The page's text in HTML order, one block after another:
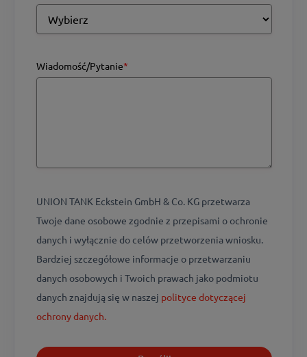
Wiadomość/Pytanie*
UNION TANK Eckstein GmbH & Co. KG przetwarza
Twoje dane osobowe zgodnie z przepisami o ochronie
danych i wyłącznie do celów przetworzenia wniosku.
Bardziej szczegółowe informacje o przetwarzaniu
danych osobowych i Twoich prawach jako podmiotu
danych znajdują się w naszej polityce dotyczącej
ochrony danych.